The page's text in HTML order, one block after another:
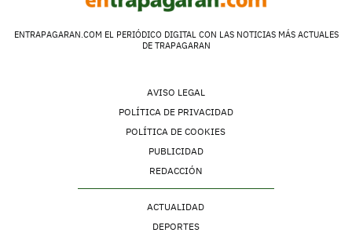
ENTRAPAGARAN.COM EL PERIÓDICO DIGITAL CON LAS NOTICIAS MÁS ACTUALES
DE TRAPAGARAN
AVISO LEGAL
POLÍTICA DE PRIVACIDAD
POLÍTICA DE COOKIES
PUBLICIDAD
REDACCIÓN
ACTUALIDAD
DEPORTES